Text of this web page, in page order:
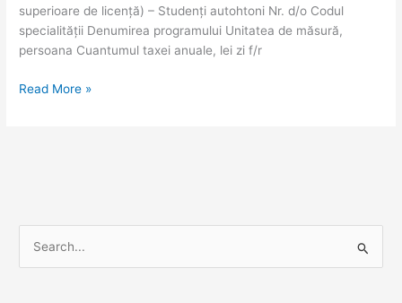
superioare de licență) – Studenți autohtoni Nr. d/o Codul
specialității Denumirea programului Unitatea de măsură,
persoana Cuantumul taxei anuale, lei zi f/r
Read More »